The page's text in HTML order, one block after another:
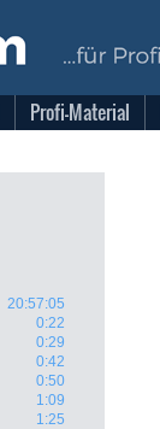
Profi-Material
20:57:05
0:22
0:29
0:42
0:50
1:09
1:25